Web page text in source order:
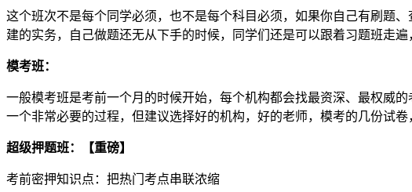
这个班次不是每个同学必须，也不是每个科目必须，如果你自己有刷题
建的实务，自己做题还无从下手的时候，同学们还是可以跟着习题班走遍
模考班：
一般模考班是考前一个月的时候开始，每个机构都会找最资深、最权威
一个非常必要的过程，但建议选择好的机构，好的老师，模考的几份试卷
超级押题班：【重磅】
考前密押知识点：把热门考点串联浓缩